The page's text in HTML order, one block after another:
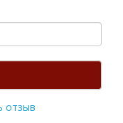
отзыв